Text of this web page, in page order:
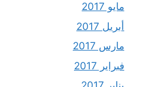
مايو 2017
أبريل 2017
مارس 2017
فبراير 2017